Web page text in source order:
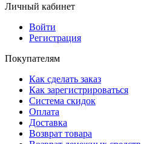
Личный кабинет
Войти
Регистрация
Покупателям
Как сделать заказ
Как зарегистрироваться
Система скидок
Оплата
Доставка
Возврат товара